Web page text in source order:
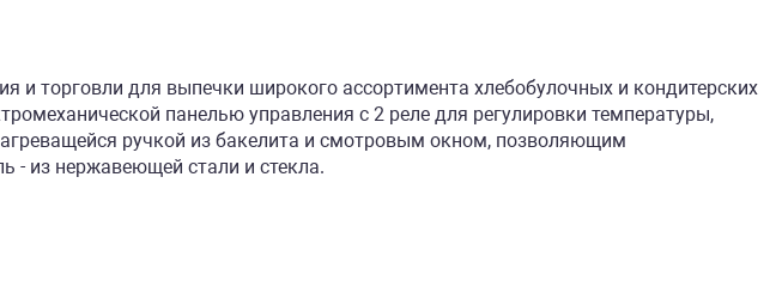
и торговли для выпечки широкого ассортимента хлебобулочных и кондитерских
панелью управления с 2 реле для регулировки температуры,
ручкой из бакелита и смотровым окном, позволяющим
- из нержавеющей стали и стекла.